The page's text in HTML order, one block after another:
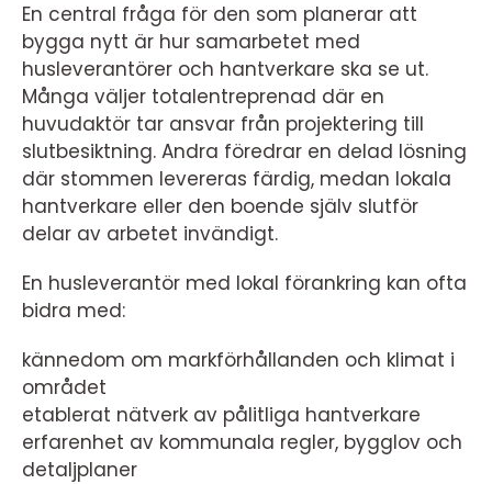
En central fråga för den som planerar att
bygga nytt är hur samarbetet med
husleverantörer och hantverkare ska se ut.
Många väljer totalentreprenad där en
huvudaktör tar ansvar från projektering till
slutbesiktning. Andra föredrar en delad lösning
där stommen levereras färdig, medan lokala
hantverkare eller den boende själv slutför
delar av arbetet invändigt.
En husleverantör med lokal förankring kan ofta
bidra med:
kännedom om markförhållanden och klimat i
området
etablerat nätverk av pålitliga hantverkare
erfarenhet av kommunala regler, bygglov och
detaljplaner